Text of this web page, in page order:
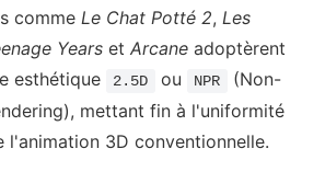
comme Le Chat Potté 2, Les
Years et Arcane adoptèrent
esthétique
2.5D ou NPR
(Non-
mettant fin à l'uniformité
l'animation 3D conventionnelle.